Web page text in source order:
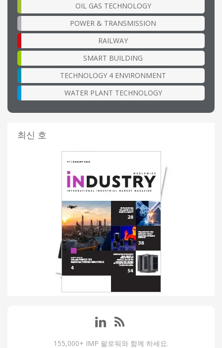
OIL GAS TECHNOLOGY
POWER & TRANSMISSION
RAILWAY
SMART BUILDING
TECHNOLOGY 4 ENVIRONMENT
WATER PLANT TECHNOLOGY
최신 호
155,000+ IMP 팔로워와 함께 하세요.